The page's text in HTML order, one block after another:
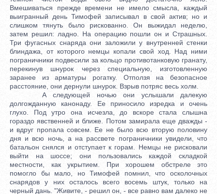
Вмешиваться прежде времени не имело смысла, каждый
выигранный день Тимофей записывал в свой актив; но и
слишком тянуть было рискованно. Он выжидал неделю,
затем решил: ладно. На операцию пошли он и Страшных.
Три фугасных снаряда они заложили у внутренней стенки
блиндажа, от которого немцы копали свой ход. Над ними
пограничники подвесили за кольцо противотанковую гранату,
перекинув шнурок через специальную, изготовленную
заранее из арматуры рогатку. Отползя на безопасное
расстояние, они дернули шнурок. Взрыв потряс весь холм.
А следующей ночью они услышали далекую
долгожданную канонаду. Ее приносило изредка и очень
глухо. Под утро она исчезла, до вскоре стала слышна
гораздо явственней и ближе. Потом замирала еще дважды -
и вдруг пропала совсем. Ее не было всю вторую половину
дня и всю ночь, а на рассвете пограничники увидели, что
батальон снялся и отступает к горам. Немцы не рисковали
выйти на шоссе; они пользовались каждой складкой
местности, как укрытием. При хорошем обстреле это
помогло бы мало, но Тимофей помнил, что осколочных
снарядов у них осталось всего восемь штук, только на
черный дань. "Живите, - решил он, - все равно вам далеко не